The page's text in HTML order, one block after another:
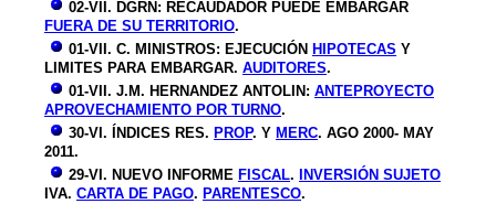
02-VII. DGRN: RECAUDADOR PUEDE EMBARGAR
FUERA DE SU TERRITORIO.
01-VII. C. MINISTROS: EJECUCIÓN HIPOTECAS Y
LIMITES PARA EMBARGAR. AUDITORES.
01-VII. J.M. HERNANDEZ ANTOLIN: ANTEPROYECTO
APROVECHAMIENTO POR TURNO.
30-VI. ÍNDICES RES. PROP. Y MERC. AGO 2000- MAY
2011.
29-VI. NUEVO INFORME FISCAL.
INVERSIÓN SUJETO
IVA. CARTA DE PAGO. PARENTESCO.